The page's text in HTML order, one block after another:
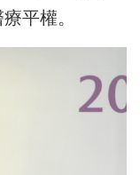
平權。